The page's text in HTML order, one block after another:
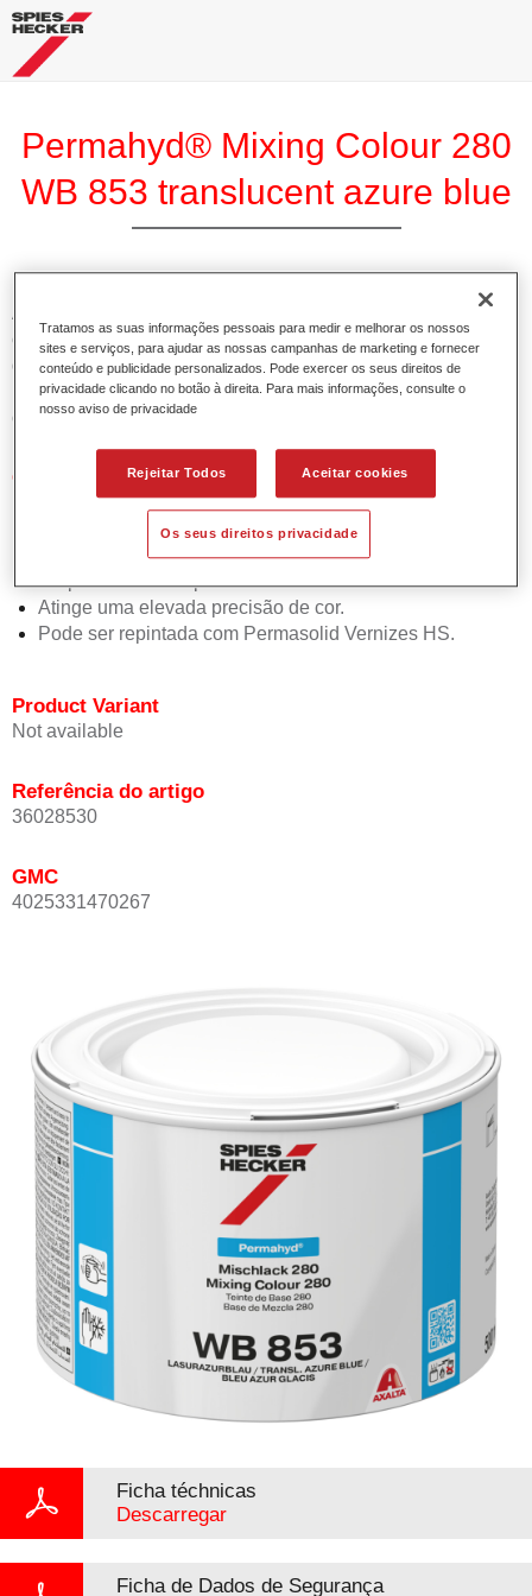
Permahyd® Mixing Colour 280
WB 853 translucent azure blue
A Base Permahyd 280 Perlado é adequada para utilização
com Permahyd Base Bicamada Nacarada 285, um sistema
de base bicamada aquosa de alta qualidade. Está baseada
numa tecnologia especial de dispersão de poliuretano para
cores sólidas e de efeitos.
Características do produto
Permite uma aplicação simples e rápida numa operação
de 1.5 demãos.
Oferece boa estabilidade vertical.
Proporciona boa opacidade.
Atinge uma elevada precisão de cor.
Pode ser repintada com Permasolid Vernizes HS.
Product Variant
Not available
Referência do artigo
36028530
GMC
4025331470267
Ficha téchnicas
Descarregar
Ficha de Dados de Segurança
Tratamos as suas informações pessoais para medir e melhorar os nossos
sites e serviços, para ajudar as nossas campanhas de marketing e fornecer
conteúdo e publicidade personalizados. Pode exercer os seus direitos de
privacidade clicando no botão à direita. Para mais informações, consulte o
nosso aviso de privacidade
Rejeitar Todos Aceitar cookies
Os seus direitos privacidade